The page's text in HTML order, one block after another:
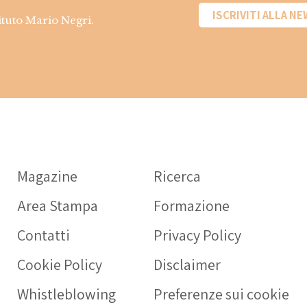
Mario Negri. ISCRIVITI ALLA
Magazine
Ricerca
Area Stampa
Formazione
Contatti
Privacy Policy
Cookie Policy
Disclaimer
Whistleblowing
Preferenze sui cookie
Intercheck web:
rivolta a medici e
prescrizione dei farmaci
nell’anziano.